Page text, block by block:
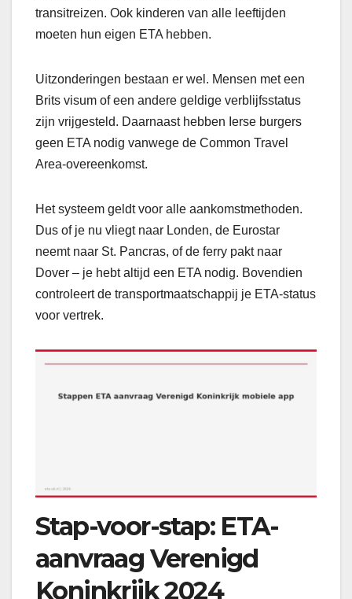
transitreizen. Ook kinderen van alle leeftijden
moeten hun eigen ETA hebben.
Uitzonderingen bestaan er wel. Mensen met een
Brits visum of een andere geldige verblijfsstatus
zijn vrijgesteld. Daarnaast hebben Ierse burgers
geen ETA nodig vanwege de Common Travel
Area-overeenkomst.
Het systeem geldt voor alle aankomstmethoden.
Dus of je nu vliegt naar Londen, de Eurostar
neemt naar St. Pancras, of de ferry pakt naar
Dover – je hebt altijd een ETA nodig. Bovendien
controleert de transportmaatschappij je ETA-status
voor vertrek.
Stap-voor-stap: ETA-
aanvraag Verenigd
Koninkrijk 2024